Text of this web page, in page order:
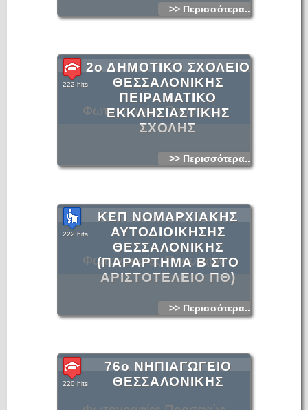
>> Περισσότερα...
Φωτογραφίες Προσεχώς
2ο ΔΗΜΟΤΙΚΟ ΣΧΟΛΕΙΟ
ΘΕΣΣΑΛΟΝΙΚΗΣ
ΠΕΙΡΑΜΑΤΙΚΟ
ΕΚΚΛΗΣΙΑΣΤΙΚΗΣ
ΣΧΟΛΗΣ
222 hits
>> Περισσότερα...
Φωτογραφίες Προσεχώς
ΚΕΠ ΝΟΜΑΡΧΙΑΚΗΣ
ΑΥΤΟΔΙΟΙΚΗΣΗΣ
ΘΕΣΣΑΛΟΝΙΚΗΣ
(ΠΑΡΑΡΤΗΜΑ Β ΣΤΟ
ΑΡΙΣΤΟΤΕΛΕΙΟ ΠΘ)
222 hits
>> Περισσότερα...
76ο ΝΗΠΙΑΓΩΓΕΙΟ
ΘΕΣΣΑΛΟΝΙΚΗΣ
220 hits